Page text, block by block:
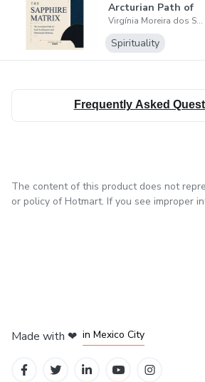
Arcturian Path of
Soul Architectu... Virgínia Moreira dos Santos
Spirituality
Frequently Asked
The content of this product does not
or policy of Hotmart. If you see improper
Made with ❤ in Mexico City